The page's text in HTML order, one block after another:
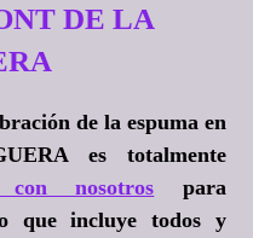
DE LA
de la espuma en
es totalmente
con nosotros para
que incluye todos y